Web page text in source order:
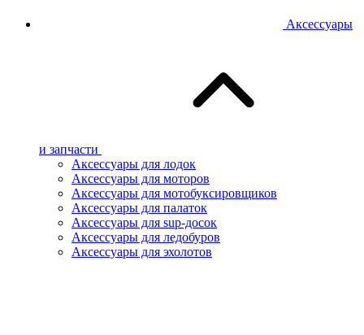
Аксессуары
и запчасти
Аксессуары для лодок
Аксессуары для моторов
Аксессуары для мотобуксировщиков
Аксессуары для палаток
Аксессуары для sup-досок
Аксессуары для ледобуров
Аксессуары для эхолотов